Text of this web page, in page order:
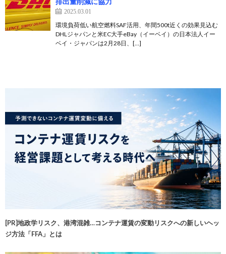
2025.03.01
環境負荷低い航空燃料SAF活用、年間500t近くの効果見込む
DHLジャパンと米EC大手eBay（イーベイ）の日本法人イー
ベイ・ジャパンは2月28日、[…]
[PR]地政学リスク、港湾混雑…コンテナ運賃の変動リスクへの新しいヘッ
ジ方法「FFA」とは